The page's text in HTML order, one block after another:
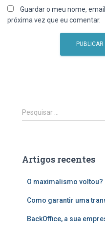
Guardar o meu nome,
próxima vez que eu comentar.
P
e
i
Pesquisar …
Artigos recentes
O maximalismo voltou?
Como garantir uma
BackOffice, a sua